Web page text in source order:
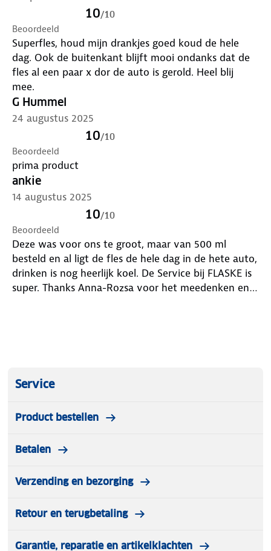
voorkomt het gebruik van 156 plastic flesjes per jaar
waarvan er 40 van in de oceaan terechtkomen. Jij
kunt dus al veel impact maken met jouw aankoop
en je support gelijk de Plastic Soup Foundation want
doneert 10% van de jaarwinst voor plasticvrije
oceanen!
Specificaties:
● Inhoud 750 ml
● Diameter 8 cm
● Gewicht 424 gram
Pro tip:combineer je FLASKE met de FLASKE
Karabijnhaak en til je FLASKE waterfles naar een
compleet nieuw niveau.
10/10
Beoordeeld
Superfles, houd mijn drankjes goed koud de hele
dag. Ook de buitenkant blijft mooi ondanks dat de
fles al een paar x dor de auto is gerold. Heel blij
mee.
G Hummel
24 augustus 2025
10/10
Beoordeeld
prima product
ankie
14 augustus 2025
10/10
Beoordeeld
Deze was voor ons te groot, maar van 500 ml
besteld en al ligt de fles de hele dag in de hete auto,
drinken is nog heerlijk koel. De Service bij FLASKE is
super. Thanks Anna-Rozsa voor het meedenken en
Service
Product bestellen
Betalen
Verzending en bezorging
Retour en terugbetaling
Garantie, reparatie en artikelklachten